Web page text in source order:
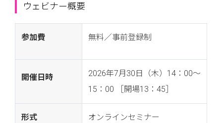
ウェビナー概要
参加費 無料／事前登録制
開催日時
2026年7月30日（木）14：00～
15：00 ［開場13：45］
形式 オンラインセミナー